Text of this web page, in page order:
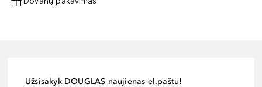
Užsisakyk DOUGLAS naujienas el.paštu!